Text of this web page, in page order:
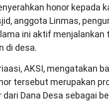
honor kepada
anggota Linmas,
ini aktif menjalankan
di desa.
AKSI, mengatakan
tersebut merupakan
Dana Desa sebagai